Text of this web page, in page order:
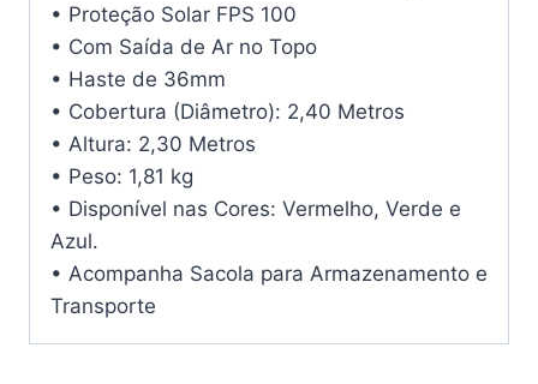
• Proteção Solar FPS 100
• Com Saída de Ar no Topo
• Haste de 36mm
• Cobertura (Diâmetro): 2,40 Metros
• Altura: 2,30 Metros
• Peso: 1,81 kg
• Disponível nas Cores: Vermelho, Verde e
Azul.
• Acompanha Sacola para Armazenamento e
Transporte